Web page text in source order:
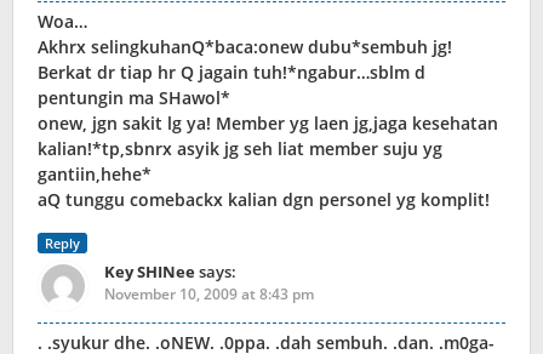
Woa…
Akhrx selingkuhanQ*baca:onew dubu*sembuh jg!
Berkat dr tiap hr Q jagain tuh!*ngabur…sblm d
pentungin ma SHawol*
onew, jgn sakit lg ya! Member yg laen jg,jaga kesehatan
kalian!*tp,sbnrx asyik jg seh liat member suju yg
gantiin,hehe*
aQ tunggu comebackx kalian dgn personel yg komplit!
Reply
Key SHINeesays:
November 10, 2009 at 8:43 pm
. .syukur dhe. .oNEW. .0ppa. .dah sembuh. .dan. .m0ga-